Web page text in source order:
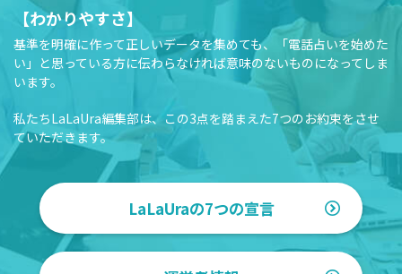
【わかりやすさ】
基準を明確に作って正しいデータを集めても、「電話占いを始めた
い」と思っている方に伝わらなければ意味のないものになってしま
います。
私たちLaLaUra編集部は、この3点を踏まえた7つのお約束をさせ
ていただきます。
LaLaUraの7つの宣言